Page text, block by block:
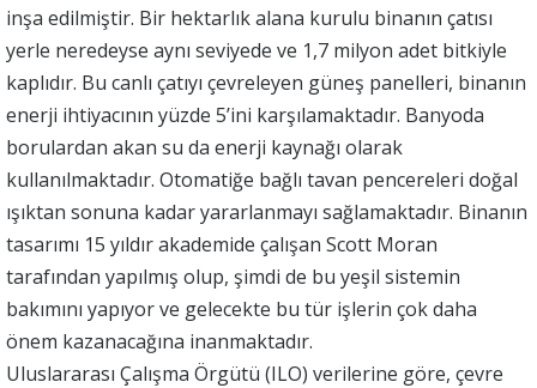
inşa edilmiştir. Bir hektarlık alana kurulu binanın çatısı
yerle neredeyse aynı seviyede ve 1,7 milyon adet bitkiyle
kaplıdır. Bu canlı çatıyı çevreleyen güneş panelleri, binanın
enerji ihtiyacının yüzde 5’ini karşılamaktadır. Banyoda
borulardan akan su da enerji kaynağı olarak
kullanılmaktadır. Otomatiğe bağlı tavan pencereleri doğal
ışıktan sonuna kadar yararlanmayı sağlamaktadır. Binanın
tasarımı 15 yıldır akademide çalışan Scott Moran
tarafından yapılmış olup, şimdi de bu yeşil sistemin
bakımını yapıyor ve gelecekte bu tür işlerin çok daha
önem kazanacağına inanmaktadır.
Uluslararası Çalışma Örgütü (ILO) verilerine göre, çevre